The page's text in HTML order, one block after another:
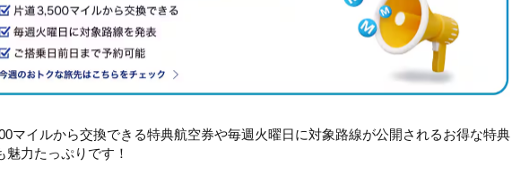
マイルから交換できる特典航空券や毎週火曜日に対象路線が公開されるお得な特典
魅力たっぷりです！